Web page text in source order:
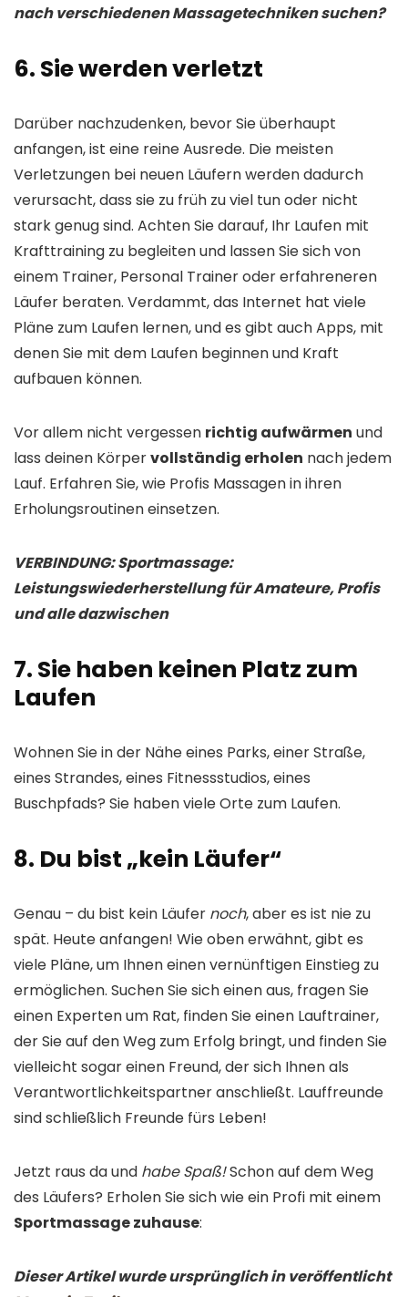
nach verschiedenen Massagetechniken suchen?
6. Sie werden verletzt
Darüber nachzudenken, bevor Sie überhaupt
anfangen, ist eine reine Ausrede. Die meisten
Verletzungen bei neuen Läufern werden dadurch
verursacht, dass sie zu früh zu viel tun oder nicht
stark genug sind. Achten Sie darauf, Ihr Laufen mit
Krafttraining zu begleiten und lassen Sie sich von
einem Trainer, Personal Trainer oder erfahreneren
Läufer beraten. Verdammt, das Internet hat viele
Pläne zum Laufen lernen, und es gibt auch Apps, mit
denen Sie mit dem Laufen beginnen und Kraft
aufbauen können.
Vor allem nicht vergessen richtig aufwärmen und
lass deinen Körpervollständig erholen nach jedem
Lauf. Erfahren Sie, wie Profis Massagen in ihren
Erholungsroutinen einsetzen.
VERBINDUNG: Sportmassage:
Leistungswiederherstellung für Amateure, Profis
und alle dazwischen
7. Sie haben keinen Platz zum
Laufen
Wohnen Sie in der Nähe eines Parks, einer Straße,
eines Strandes, eines Fitnessstudios, eines
Buschpfads? Sie haben viele Orte zum Laufen.
8. Du bist „kein Läufer“
Genau – du bist kein Läufer noch, aber es ist nie zu
spät. Heute anfangen! Wie oben erwähnt, gibt es
viele Pläne, um Ihnen einen vernünftigen Einstieg zu
ermöglichen. Suchen Sie sich einen aus, fragen Sie
einen Experten um Rat, finden Sie einen Lauftrainer,
der Sie auf den Weg zum Erfolg bringt, und finden Sie
vielleicht sogar einen Freund, der sich Ihnen als
Verantwortlichkeitspartner anschließt. Lauffreunde
sind schließlich Freunde fürs Leben!
Jetzt raus da und habe Spaß!Schon auf dem Weg
des Läufers? Erholen Sie sich wie ein Profi mit einem
Sportmassage zuhause:
Dieser Artikel wurde ursprünglich in veröffentlicht